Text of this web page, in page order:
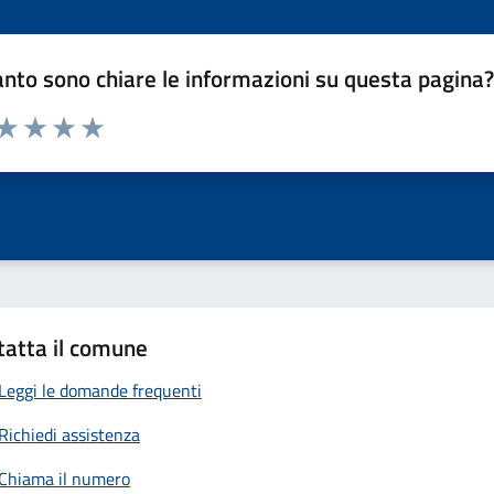
sono chiare le informazioni su questa pagina?
da 1 a 5 stelle la pagina
il comune
Leggi le domande frequenti
Richiedi assistenza
Chiama il numero